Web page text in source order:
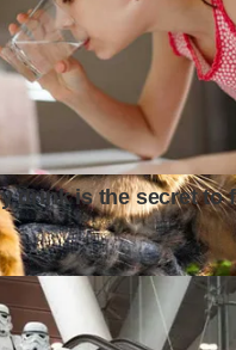
bahwa setiap tulisan
menjadi cerita yang
di tempat yang tepat
yang pertama!